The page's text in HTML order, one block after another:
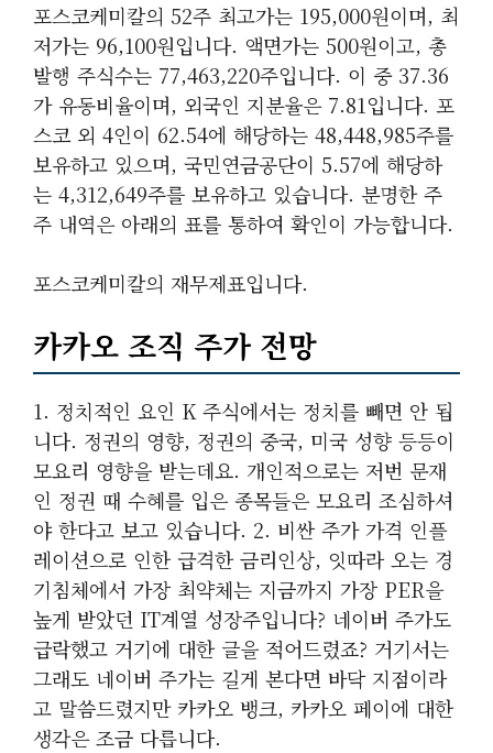
포스코케미칼의 52주 최고가는 195,000원이며, 최
저가는 96,100원입니다. 액면가는 500원이고, 총
발행 주식수는 77,463,220주입니다. 이 중 37.36
가 유동비율이며, 외국인 지분율은 7.81입니다. 포
스코 외 4인이 62.54에 해당하는 48,448,985주를
보유하고 있으며, 국민연금공단이 5.57에 해당하
는 4,312,649주를 보유하고 있습니다. 분명한 주
주 내역은 아래의 표를 통하여 확인이 가능합니다.
포스코케미칼의 재무제표입니다.
카카오 조직 주가 전망
1. 정치적인 요인 K 주식에서는 정치를 빼면 안 됩
니다. 정권의 영향, 정권의 중국, 미국 성향 등등이
모요리 영향을 받는데요. 개인적으로는 저번 문재
인 정권 때 수혜를 입은 종목들은 모요리 조심하셔
야 한다고 보고 있습니다. 2. 비싼 주가 가격 인플
레이션으로 인한 급격한 금리인상, 잇따라 오는 경
기침체에서 가장 최약체는 지금까지 가장 PER을
높게 받았던 IT계열 성장주입니다? 네이버 주가도
급락했고 거기에 대한 글을 적어드렸죠? 거기서는
그래도 네이버 주가는 길게 본다면 바닥 지점이라
고 말씀드렸지만 카카오 뱅크, 카카오 페이에 대한
생각은 조금 다릅니다.